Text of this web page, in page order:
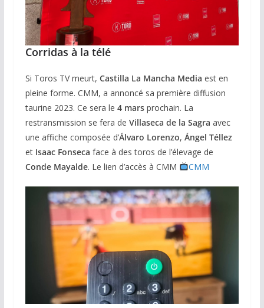
Corridas à la télé
Si Toros TV meurt, Castilla La Mancha Media est en
pleine forme. CMM, a annoncé sa première diffusion
taurine 2023. Ce sera le 4 marsprochain. La
restransmission se fera de Villaseca de la Sagra avec
une affiche composée d’Álvaro Lorenzo, Ángel Téllez
et Isaac Fonseca face à des toros de l’élevage de
Conde Mayalde. Le lien d’accès à CMM CMM